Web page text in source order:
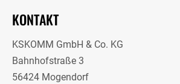
KONTAKT
KSKOMM GmbH & Co. KG
Bahnhofstraße 3
56424 Mogendorf